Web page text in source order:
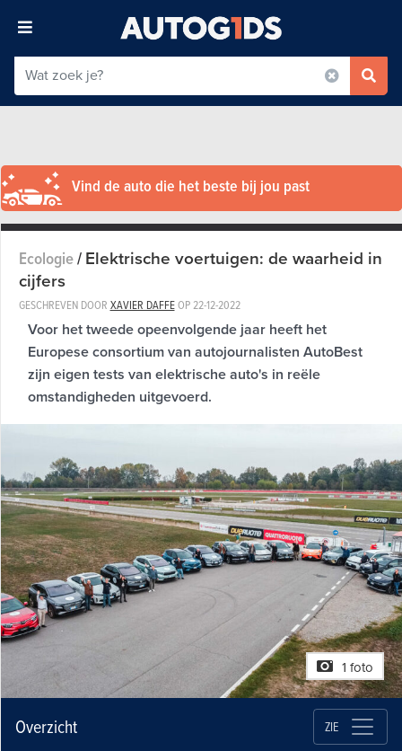
Vind de auto die het beste bij jou past
Ecologie/Elektrische voertuigen: de waarheid in
cijfers
GESCHREVEN DOOR XAVIER DAFFEOP 22-12-2022
Voor het tweede opeenvolgende jaar heeft het
Europese consortium van autojournalisten AutoBest
zijn eigen tests van elektrische auto's in reële
omstandigheden uitgevoerd.
1 foto
Overzicht ZIE